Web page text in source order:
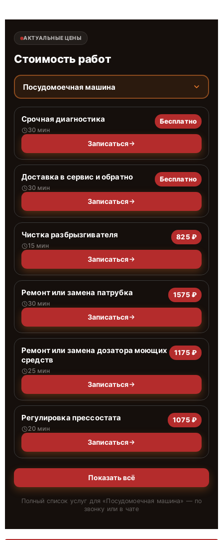
АКТУАЛЬНЫЕ ЦЕНЫ
Стоимость работ
Посудомоечная машина
Срочная диагностика
30 мин
Бесплатно
Записаться
Доставка в сервис и обратно
30 мин
Бесплатно
Записаться
Чистка разбрызгивателя
15 мин
825 ₽
Записаться
Ремонт или замена патрубка
30 мин
1575 ₽
Записаться
Ремонт или замена дозатора моющих
средств
25 мин
1175 ₽
Записаться
Регулировка прессостата
20 мин
1075 ₽
Записаться
Показать всё
Полный список услуг для «Посудомоечная машина» — по
звонку или в чате